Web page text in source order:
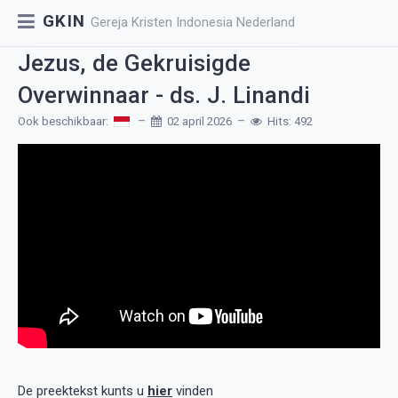
GKIN Gereja Kristen Indonesia Nederland
Jezus, de Gekruisigde
Overwinnaar - ds. J. Linandi
Ook beschikbaar: 02 april 2026 Hits: 492
De preektekst kunts u hier vinden